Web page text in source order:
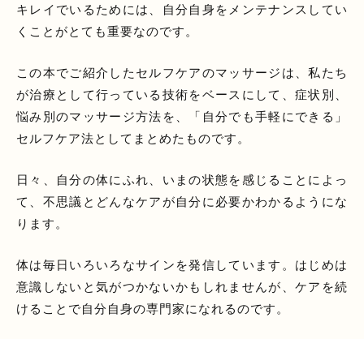
キレイでいるためには、自分自身をメンテナンスしてい
くことがとても重要なのです。
この本でご紹介したセルフケアのマッサージは、私たち
が治療として行っている技術をベースにして、症状別、
悩み別のマッサージ方法を、「自分でも手軽にできる」
セルフケア法としてまとめたものです。
日々、自分の体にふれ、いまの状態を感じることによっ
て、不思議とどんなケアが自分に必要かわかるようにな
ります。
体は毎日いろいろなサインを発信しています。はじめは
意識しないと気がつかないかもしれませんが、ケアを続
けることで自分自身の専門家になれるのです。